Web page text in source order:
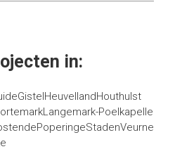
in:
GistelHeuvellandHouthulst
Langemark-Poelkapelle
PoperingeStadenVeurne